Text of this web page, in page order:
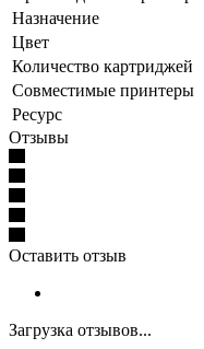
Назначение
Цвет
Количество картриджей
Совместимые принтеры
Ресурс
Отзывы
Оставить отзыв
Загрузка отзывов...